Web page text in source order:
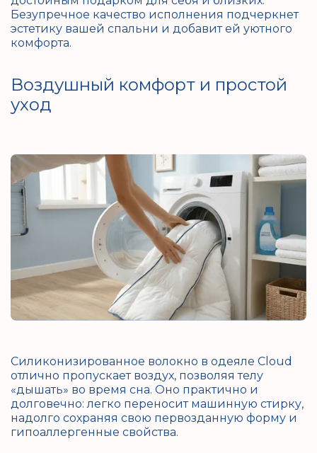
Безупречное качество исполнения подчеркнет
эстетику вашей спальни и добавит ей уютного
комфорта.
Воздушный комфорт и простой
уход
Силиконизированное волокно в одеяле Cloud
отлично пропускает воздух, позволяя телу
«дышать» во время сна. Оно практично и
долговечно: легко переносит машинную стирку,
надолго сохраняя свою первозданную форму и
гипоаллергенные свойства.